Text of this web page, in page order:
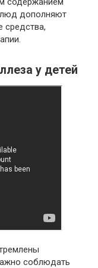
дополняют
средства,
у детей
соблюдать